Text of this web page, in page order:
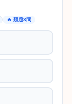
🔥 類題3問